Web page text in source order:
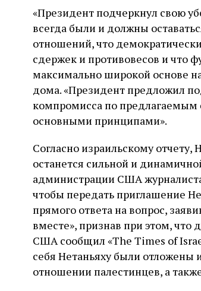
«Президент подчеркнул свою
всегда были и должны
отношений, что
сдержек и противовесов и что
максимально широкой основе
дома. «Президент предложил
компромисса по предлагаемым
основными принципами».
Согласно израильскому отчету,
останется сильной и
администрации США
чтобы передать приглашение
прямого ответа на вопрос,
вместе», признав при этом, что
США сообщил «The Times of
себя Нетаньяху были отложены
отношении палестинцев, а